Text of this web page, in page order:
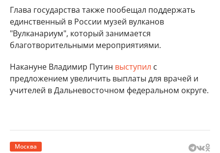
Глава государства также пообещал поддержать
единственный в России музей вулканов
"Вулканариум", который занимается
благотворительными мероприятиями.
Накануне Владимир Путин выступил с
предложением увеличить выплаты для врачей и
учителей в Дальневосточном федеральном округе.
Москва